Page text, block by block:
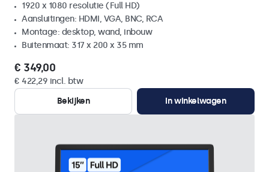
1920 x 1080 resolutie (Full HD)
Aansluitingen: HDMI, VGA, BNC, RCA
Montage: desktop, wand, inbouw
Buitenmaat: 317 x 200 x 35 mm
€ 349,00
€ 422,29 incl. btw
Bekijken
In winkelwagen